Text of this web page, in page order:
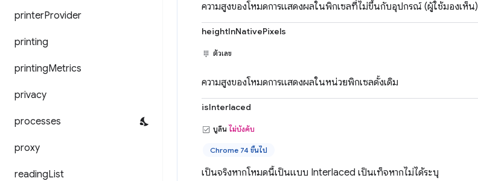
printerProvider
printing
printingMetrics
privacy
processes
proxy
readingList
ความสูงของโหมดการแสดงผลในพิกเซลที่ไม่ขึ้นกับอุปกรณ์ (ผู้ใช้มองเห็น)
heightInNativePixels
ตัวเลข
ความสูงของโหมดการแสดงผลในหน่วยพิกเซลดั้งเดิม
isInterlaced
บูลีน ไม่บังคับ
Chrome 74 ขึ้นไป
เป็นจริงหากโหมดนี้เป็นแบบ Interlaced เป็นเท็จหากไม่ได้ระบุ